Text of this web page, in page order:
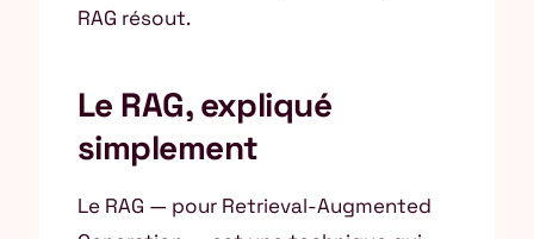
RAG résout.
Le RAG, expliqué
simplement
Le RAG — pour Retrieval-Augmented